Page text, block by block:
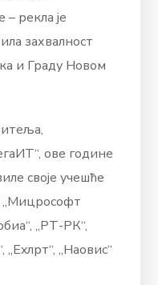
– рекла је
захвалност
и Граду Новом
ове године
своје учешће
„Мицрософт
„РТ-РК“,
„Наовис“